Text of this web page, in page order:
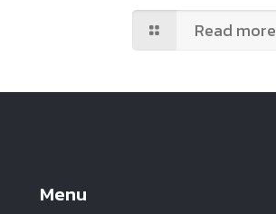
Read more
Menu